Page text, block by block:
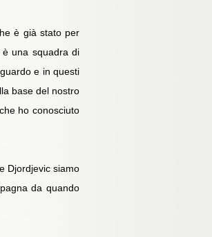
è già stato per
è una squadra di
e in questi
base del nostro
ho conosciuto
Djordjevic siamo
da quando